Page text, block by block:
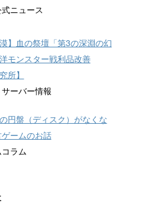
ニュース
漠】血の祭壇「第3の深淵の幻
モンスター戦利品改善
所】
ーバー情報
円盤（ディスク）がなくな
ームのお話
ラム